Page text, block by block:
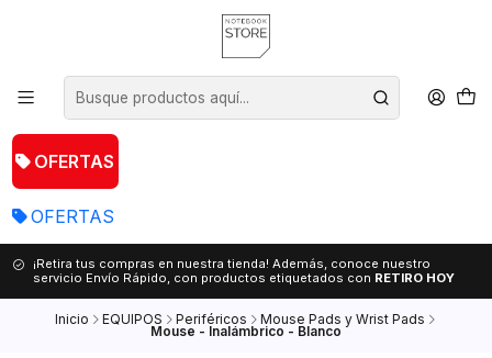
OFERTAS
OFERTAS
¡Retira tus compras en nuestra tienda! Además, conoce nuestro
servicio Envío Rápido, con productos etiquetados con RETIRO HOY
Inicio EQUIPOS Periféricos Mouse Pads y Wrist Pads
Mouse - Inalámbrico - Blanco